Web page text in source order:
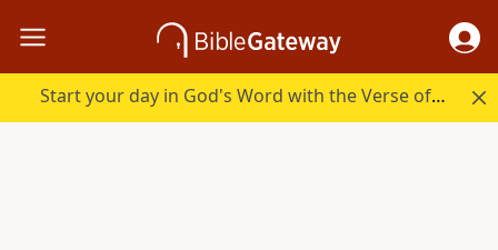
Start your day in God's Word with the Verse of the Day.